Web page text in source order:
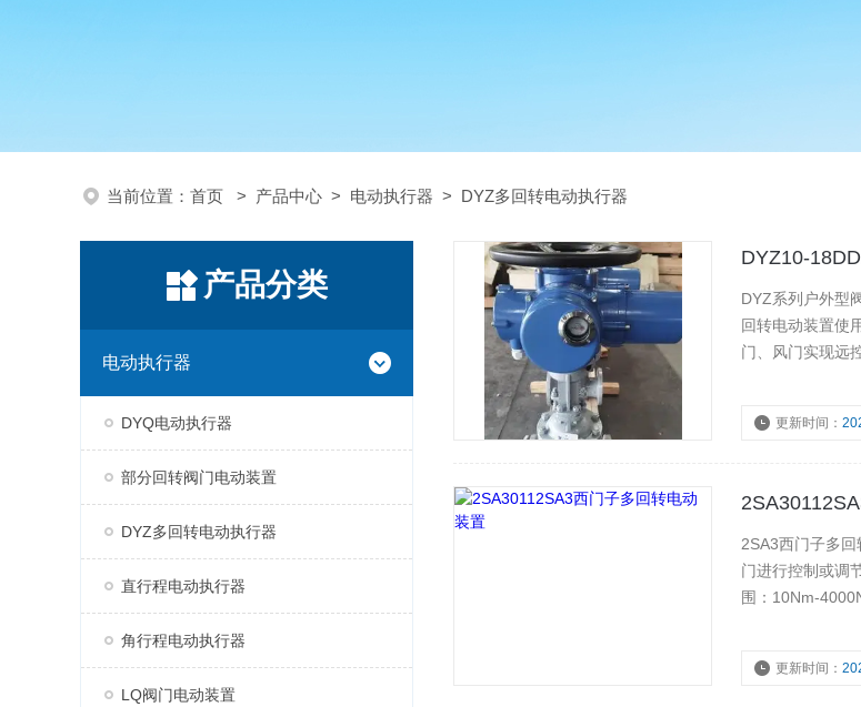
当前位置： 首页 > 产品中心 > 电动执行器 > DYZ多回转电动执行器
产品分类
电动执行器
DYQ电动执行器
部分回转阀门电动装置
DYZ多回转电动执行器
直行程电动执行器
角行程电动执行器
LQ阀门电动装置
DYZ10-
DYZ系列户外型
回转电动装置使
门、风门实现远控、集控
更新时间：
2SA3西门子多
门进行控制或调
围：10Nm-
更新时间：